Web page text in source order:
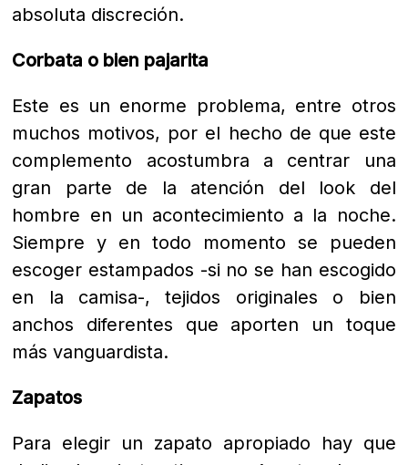
absoluta discreción.
Corbata o bien pajarita
Este es un enorme problema, entre otros
muchos motivos, por el hecho de que este
complemento acostumbra a centrar una
gran parte de la atención del look del
hombre en un acontecimiento a la noche.
Siempre y en todo momento se pueden
escoger estampados -si no se han escogido
en la camisa-, tejidos originales o bien
anchos diferentes que aporten un toque
más vanguardista.
Zapatos
Para elegir un zapato apropiado hay que